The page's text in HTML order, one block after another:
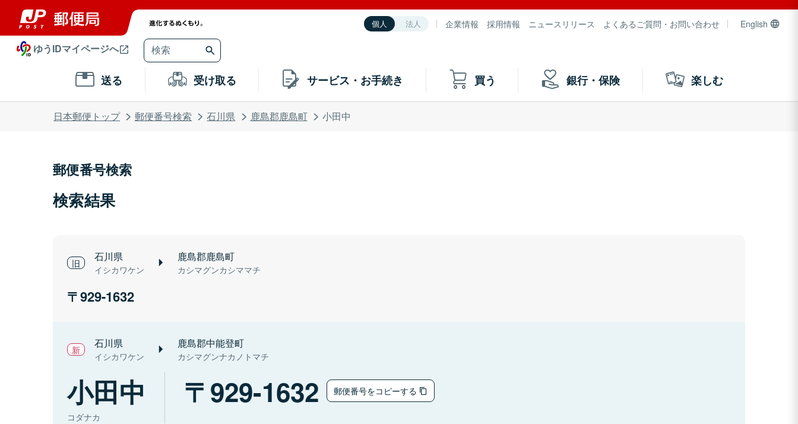
個人 法人 企業情報 採用情報 ニュースリリース よくあるご質問・お問い合わせ English
ゆうIDマイページへ
送る 受け取る サービス・お手続き 買う 銀行・保険 楽しむ
日本郵便トップ 郵便番号検索 石川県 鹿島郡鹿島町 小田中
郵便番号検索
検索結果
石川県
イシカワケン
鹿島郡鹿島町
カシマグンカシママチ
929-1632
石川県
イシカワケン
鹿島郡中能登町
カシマグンナカノトマチ
小田中
コダナカ
929-1632 郵便番号をコピーする